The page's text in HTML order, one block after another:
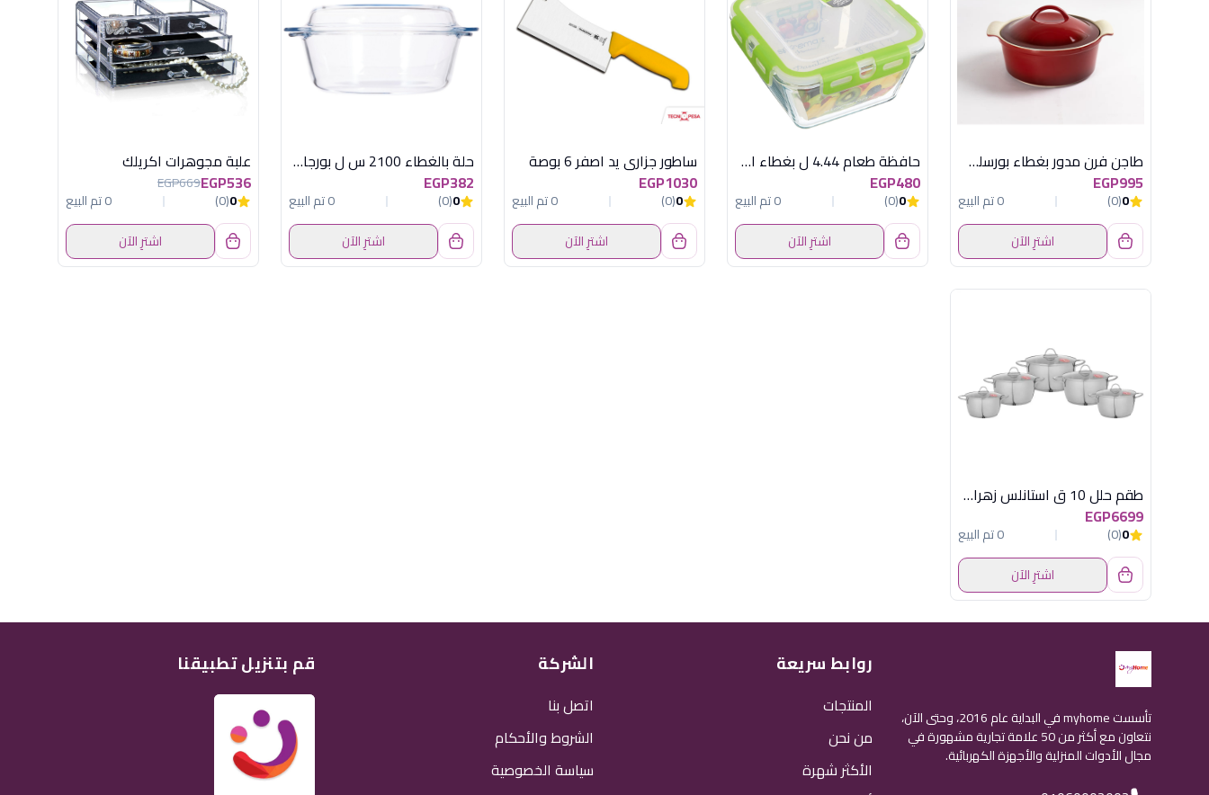
طاجن فرن مدور بغطاء بورسلين أحمر رويال ألفريدو
EGP995
0
(0)
0 تم البيع
اشترِ الآن
حافظة طعام 4.44 ل بغطاء اخضر ستروماكس
EGP480
0
(0)
0 تم البيع
اشترِ الآن
ساطور جزارى يد اصفر 6 بوصة
EGP1030
0
(0)
0 تم البيع
اشترِ الآن
حلة بالغطاء 2100 س ل بورجام باشابتشى
EGP382
0
(0)
0 تم البيع
اشترِ الآن
علبة مجوهرات اكريلك
EGP536
EGP669
0
(0)
0 تم البيع
اشترِ الآن
طقم حلل 10 ق استانلس زهران مودرنا
EGP6699
0
(0)
0 تم البيع
اشترِ الآن
تأسست myhome في البداية عام 2016، وحتى الآن،
نتعاون مع أكثر من 50 علامة تجارية مشهورة في
مجال الأدوات المنزلية والأجهزة الكهربائية.
روابط سريعة
المنتجات
من نحن
الأكثر شهرة
الشركة
اتصل بنا
الشروط والأحكام
سياسة الخصوصية
قم بتنزيل تطبيقنا